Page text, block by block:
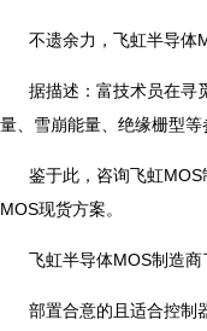
不遗余力，飞虹半导体
据描述：富技术员在寻
量、雪崩能量、绝缘栅型等
鉴于此，咨询飞虹
MOS现货方案。
飞虹半导体MOS制造商
部置合意的且适合控制